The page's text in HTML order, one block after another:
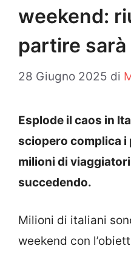
weekend:
partire sarà
28 Giugno 2025 di
Esplode il caos in
sciopero complica i
milioni di
succedendo.
Milioni di italiani
weekend con